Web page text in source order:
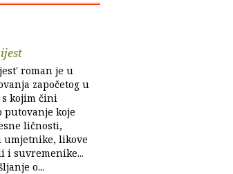
roman je u
započetog u
s kojim čini
putovanje koje
ličnosti,
umjetnike, likove
i suvremenike...
o...